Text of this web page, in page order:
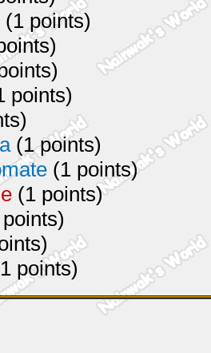
(1 points)
points)
(1 points)
(1 points)
(1 points)
points)